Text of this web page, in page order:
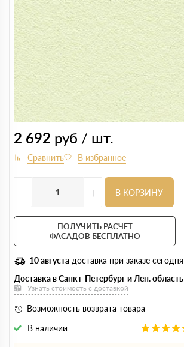
2 692 руб / шт.
- + В КОРЗИНУ
ПОЛУЧИТЬ РАСЧЕТ
ФАСАДОВ БЕСПЛАТНО
10 августа доставка при заказе сегодня
Доставка в Санкт-Петербург и Лен. область
Узнать стоимость с доставкой
Возможность возврата товара
В наличии